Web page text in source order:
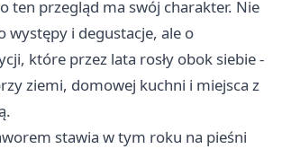
ten przegląd ma swój charakter. Nie
występy i degustacje, ale o
które przez lata rosły obok siebie -
ziemi, domowej kuchni i miejsca z
stawia w tym roku na pieśni